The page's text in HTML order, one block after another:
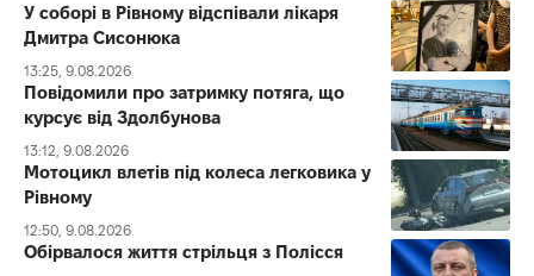
У соборі в Рівному відспівали лікаря
Дмитра Сисонюка
13:25, 9.08.2026
Повідомили про затримку потяга, що
курсує від Здолбунова
13:12, 9.08.2026
Мотоцикл влетів під колеса легковика у
Рівному
12:50, 9.08.2026
Обірвалося життя стрільця з Полісся